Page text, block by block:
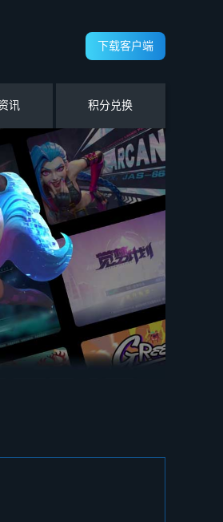
下载客户端
讯 积分兑换